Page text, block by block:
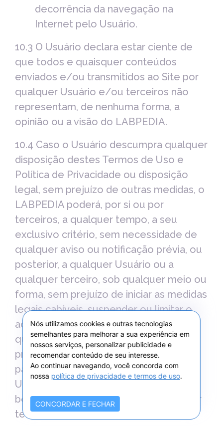
decorrência da navegação na
Internet pelo Usuário.
10.3 O Usuário declara estar ciente de
que todos e quaisquer conteúdos
enviados e/ou transmitidos ao Site por
qualquer Usuário e/ou terceiros não
representam, de nenhuma forma, a
opinião ou a visão do LABPEDIA.
10.4 Caso o Usuário descumpra qualquer
disposição destes Termos de Uso e
Política de Privacidade ou disposição
legal, sem prejuízo de outras medidas, o
LABPEDIA poderá, por si ou por
terceiros, a qualquer tempo, a seu
exclusivo critério, sem necessidade de
qualquer aviso ou notificação prévia, ou
posterior, a qualquer Usuário ou a
qualquer terceiro, sob qualquer meio ou
forma, sem prejuízo de iniciar as medidas
legais cabíveis, suspender ou limitar o
acesso ao Site, encerrar a conta de
qualquer Usuário e/ou tomar outras
providências que entender necessárias
para o cumprimento destes Termos de
Uso e Política de Privacidade e para o
bom funcionamento do Site, a qualquer
tempo.
Nós utilizamos cookies e outras tecnologias
semelhantes para melhorar a sua experiência em
nossos serviços, personalizar publicidade e
recomendar conteúdo de seu interesse.
Ao continuar navegando, você concorda com
nossa política de privacidade e termos de uso.
CONCORDAR E FECHAR